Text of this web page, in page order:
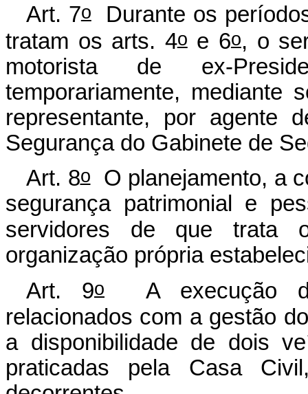
Art. 7oDurante os
tratam os arts. 4oe 6o, o
motorista de ex-
temporariamente, mediante
representante, por agente
Segurança do Gabinete de
Art. 8oO planejamento, a
segurança patrimonial e
servidores de que trata
organização própria
Art. 9o
A execução
relacionados com a gestão
a disponibilidade de dois
praticadas pela Casa